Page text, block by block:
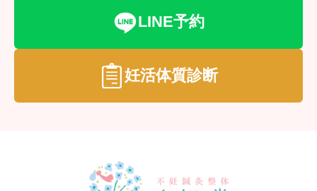
LINE予約
妊活体質診断